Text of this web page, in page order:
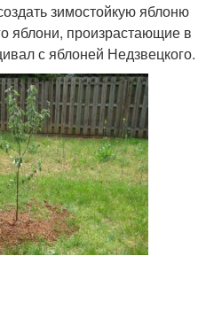
Яблоки на
дегустационном
марафоне
Яблоки с розовыми
прожилками
зимостойкую яблоню
яблони, произрастающие в
с яблоней Недзвецкого.